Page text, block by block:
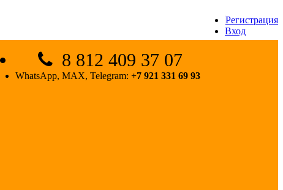
Регистрация
Вход
8 812 409 37 07
WhatsApp, MAX, Telegram: +7 921 331 69 93